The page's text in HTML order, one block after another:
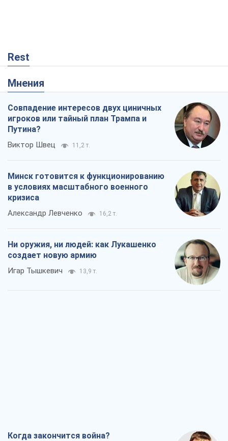
Rest
Мнения
Совпадение интересов двух циничных
игроков или тайный план Трампа и
Путина?
Виктор Швец 11,2 т.
Минск готовится к функционированию
в условиях масштабного военного
кризиса
Александр Левченко 16,2 т.
Ни оружия, ни людей: как Лукашенко
создает новую армию
Игар Тышкевич 13,9 т.
Когда закончится война?